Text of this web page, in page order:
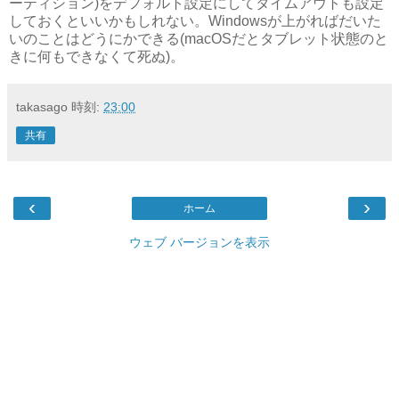
ーティション)をデフォルト設定にしてタイムアウトも設定
しておくといいかもしれない。Windowsが上がればだいた
いのことはどうにかできる(macOSだとタブレット状態のと
きに何もできなくて死ぬ)。
takasago 時刻: 23:00
共有
‹ ›
ホーム
ウェブ バージョンを表示